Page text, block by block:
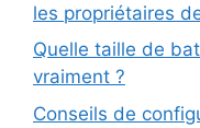
les propriétaires
Quelle taille de
vraiment ?
Conseils de